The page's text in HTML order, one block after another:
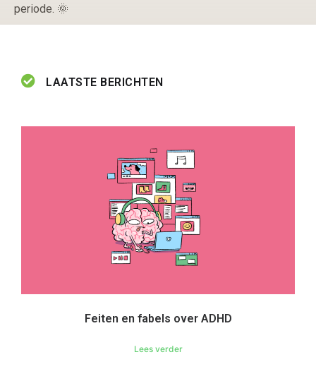
periode. 🌞
LAATSTE BERICHTEN
Feiten en fabels over ADHD
Lees verder